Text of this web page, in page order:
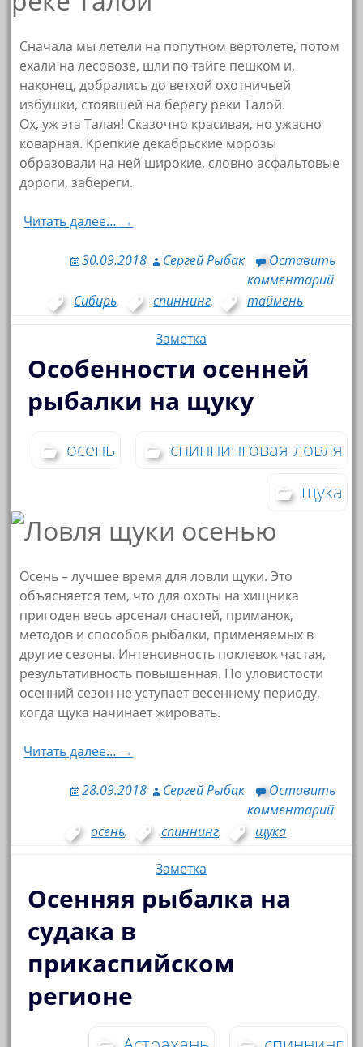
Сначала мы летели на попутном вертолете, потом
ехали на лесовозе, шли по тайге пешком и,
наконец, добрались до ветхой охотничьей
избушки, стоявшей на берегу реки Талой.
Ох, уж эта Талая! Сказочно красивая, но ужасно
коварная. Крепкие декабрьские морозы
образовали на ней широкие, словно асфальтовые
дороги, забереги.
Читать далее… →
30.09.2018 Сергей Рыбак
Оставить
комментарий
Сибирь, спиннинг, таймень
Заметка
Особенности осенней
рыбалки на щуку
осень
спиннинговая ловля
щука
Осень – лучшее время для ловли щуки. Это
объясняется тем, что для охоты на хищника
пригоден весь арсенал снастей, приманок,
методов и способов рыбалки, применяемых в
другие сезоны. Интенсивность поклевок частая,
результативность повышенная. По уловистости
осенний сезон не уступает весеннему периоду,
когда щука начинает жировать.
Читать далее… →
28.09.2018 Сергей Рыбак
Оставить
комментарий
осень, спиннинг, щука
Заметка
Осенняя рыбалка на
судака в
прикаспийском
регионе